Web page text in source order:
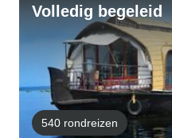
Volledig begeleid
540 rondreizen